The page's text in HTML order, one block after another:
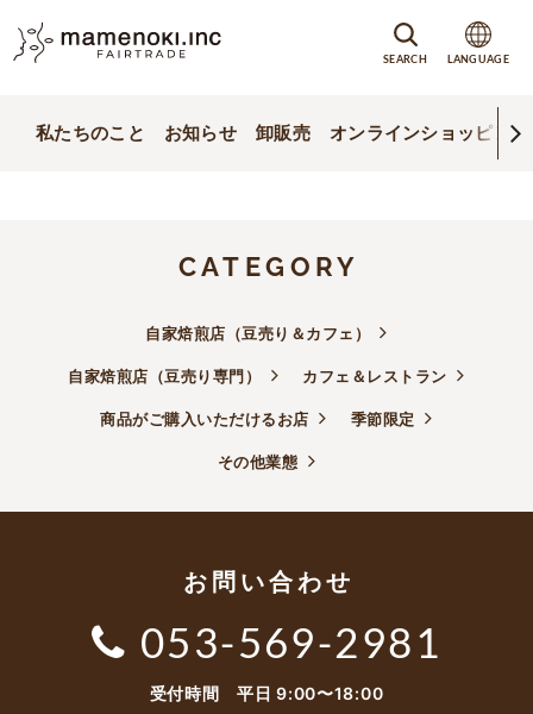
SEARCH LANGUAGE
私たちのこと お知らせ 卸販売 オンラインショッピング
CATEGORY
自家焙煎店（豆売り＆カフェ）
自家焙煎店（豆売り専門） カフェ＆レストラン
商品がご購入いただけるお店 季節限定
その他業態
お問い合わせ
053-569-2981
受付時間 平日 9:00〜18:00